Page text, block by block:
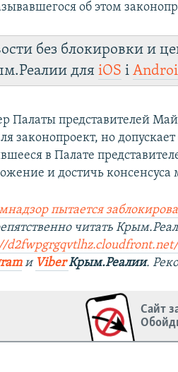
об этом
без блокировки и
дляiOS і
Палаты представителей
законопроект, но
в Палате
и достичь консенсуса
пытается
читать
и ViberКрым.Реалии.
Сайт